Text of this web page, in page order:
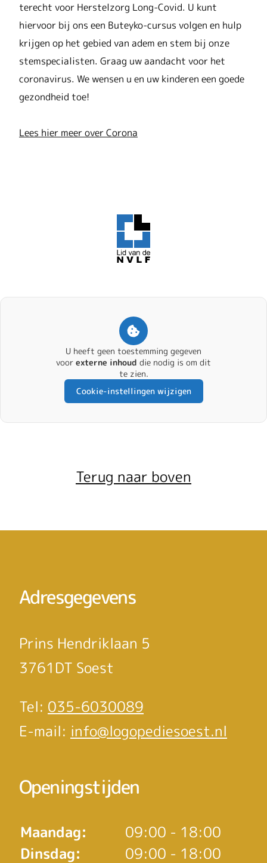
terecht voor Herstelzorg Long-Covid. U kunt
hiervoor bij ons een Buteyko-cursus volgen en hulp
krijgen op het gebied van adem en stem bij onze
stemspecialisten. Graag uw aandacht voor het
coronavirus. We wensen u en uw kinderen een goede
gezondheid toe!
Lees hier meer over Corona
U heeft geen toestemming gegeven
voor externe inhoud die nodig is om dit
te zien.
Cookie-instellingen wijzigen
Terug naar boven
Adresgegevens
Prins Hendriklaan 5
3761DT Soest
Tel: 035-6030089
E-mail: info@logopediesoest.nl
Openingstijden
Maandag:
09:00 - 18:00
Dinsdag:
09:00 - 18:00